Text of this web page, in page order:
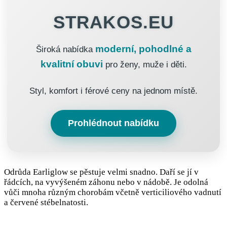
STRAKOS.EU
Široká nabídka moderní, pohodlné a
kvalitní obuvi pro ženy, muže i děti.
Styl, komfort i férové ceny na jednom místě.
Prohlédnout nabídku
Odrůda Earliglow se pěstuje velmi snadno. Daří se jí v
řádcích, na vyvýšeném záhonu nebo v nádobě. Je odolná
vůči mnoha různým chorobám včetně verticiliového vadnutí
a červené stébelnatosti.